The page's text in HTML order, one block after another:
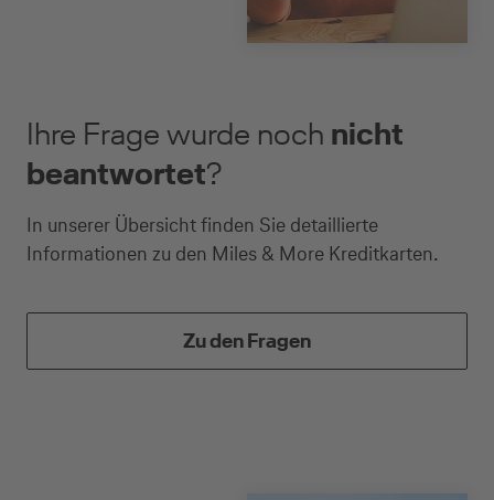
Ihre Frage wurde noch nicht
beantwortet?
In unserer Übersicht finden Sie detaillierte
Informationen zu den Miles & More Kreditkarten.
Zu den Fragen